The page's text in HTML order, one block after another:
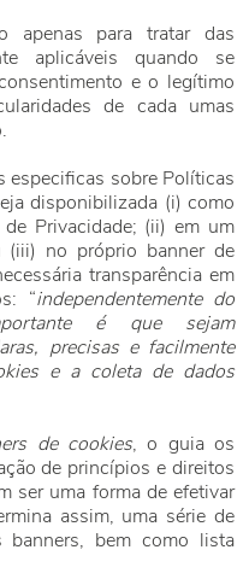
para tratar das
aplicáveis quando se
e o legítimo
de cada umas
especificas sobre Políticas
disponibilizada (i) como
Privacidade; (ii) em um
(iii) no próprio banner de
transparência em
“independentemente do
é que sejam
precisas e facilmente
e a coleta de dados
de cookies, o guia os
de princípios e direitos
ser uma forma de efetivar
assim, uma série de
banners, bem como lista